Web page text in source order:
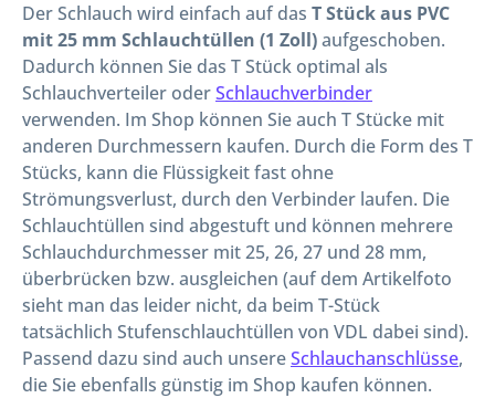
Der Schlauch wird einfach auf das T Stück aus PVC
mit 25 mm Schlauchtüllen (1 Zoll)aufgeschoben.
Dadurch können Sie das T Stück optimal als
Schlauchverteiler oderSchlauchverbinder
verwenden. Im Shop können Sie auch T Stücke mit
anderen Durchmessern kaufen. Durch die Form des T
Stücks, kann die Flüssigkeit fast ohne
Strömungsverlust, durch den Verbinder laufen. Die
Schlauchtüllen sind abgestuft und können mehrere
Schlauchdurchmesser mit 25, 26, 27 und 28 mm,
überbrücken bzw. ausgleichen (auf dem Artikelfoto
sieht man das leider nicht, da beim T-Stück
tatsächlich Stufenschlauchtüllen von VDL dabei sind).
Passend dazu sind auch unsereSchlauchanschlüsse,
die Sie ebenfalls günstig im Shop kaufen können.